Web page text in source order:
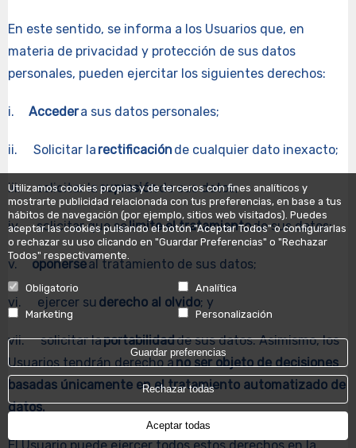
Utilizamos cookies propias y de terceros con fines analíticos y
mostrarte publicidad relacionada con tus preferencias, en base a tus
hábitos de navegación (por ejemplo, sitios web visitados). Puedes
aceptar las cookies pulsando el botón "Aceptar Todos" o configurarlas
o rechazar su uso clicando en "Guardar Preferencias" o "Rechazar
Todos" respectivamente.
Obligatorio Analítica
Marketing Personalización
Guardar preferencias
Rechazar todas
Aceptar todas
En este sentido, se informa a los Usuarios que, en
materia de privacidad y protección de sus datos
personales, pueden ejercitar los siguientes derechos:
i. Accedera sus datos personales;
ii. Solicitar la rectificaciónde cualquier dato inexacto;
iii. solicitar la supresiónde sus datos;
iv. solicitar que selimite el tratamientode sus datos;
v. oponerseal tratamiento de sus datos;
vi. ejercer su derecho al olvido; y
vii. solicitar laportabilidadde sus datos. Asimismo, los
Usuarios tendrán derecho ano ser objeto de decisiones
basadas únicamente en el tratamiento automatizado de
datos.